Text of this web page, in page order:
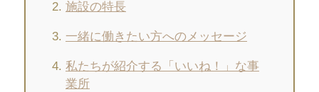
施設の特長
一緒に働きたい方へのメッセージ
私たちが紹介する「いいね！」な事
業所